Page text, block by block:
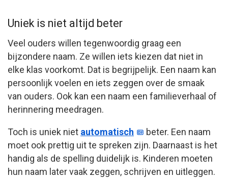
Uniek is niet altijd beter
Veel ouders willen tegenwoordig graag een
bijzondere naam. Ze willen iets kiezen dat niet in
elke klas voorkomt. Dat is begrijpelijk. Een naam kan
persoonlijk voelen en iets zeggen over de smaak
van ouders. Ook kan een naam een familieverhaal of
herinnering meedragen.
Toch is uniek niet automatisch
beter. Een naam
moet ook prettig uit te spreken zijn. Daarnaast is het
handig als de spelling duidelijk is. Kinderen moeten
hun naam later vaak zeggen, schrijven en uitleggen.